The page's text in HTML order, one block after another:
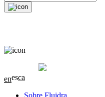
0.41 (+2.07%)
enesca
Sobre Fluidra